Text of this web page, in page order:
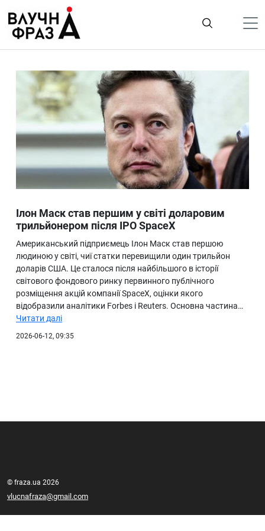
содержимому
Гроші
Життя
Лайфстайл
ТехноНаука
Людина
Ukraine
Про нас
Ілон Маск став першим у світі доларовим
трильйонером після IPO SpaceX
Американський підприємець Ілон Маск став першою
людиною у світі, чиї статки перевищили один трильйон
доларів США. Це сталося після найбільшого в історії
світового фондового ринку первинного публічного
розміщення акцій компанії SpaceX, оцінки якого
відобразили аналітики Forbes і Reuters. Основна частина…
Читати далі
2026-06-12, 09:35
© fraza.ua 2026
vlucnafraza@gmail.com